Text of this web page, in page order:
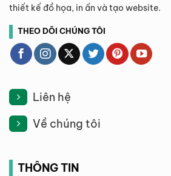
thiết kế đồ họa, in ấn và tạo website.
THEO DÕI CHÚNG TÔI
Liên hệ
Về chúng tôi
THÔNG TIN